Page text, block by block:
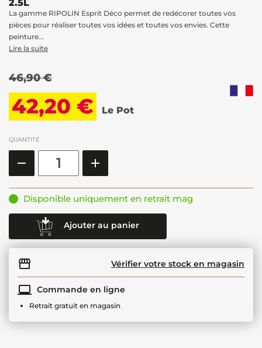
2.5L
La gamme RIPOLIN Esprit Déco permet de redécorer toutes vos
pièces pour réaliser toutes vos idées et toutes vos envies. Cette
peinture...
Lire la suite
46,90 €
42,20 € Le Pot
QUANTITÉ
Disponible uniquement en retrait mag
Ajouter au panier
Vérifier votre stock en magasin
Commande en ligne
Retrait gratuit en magasin